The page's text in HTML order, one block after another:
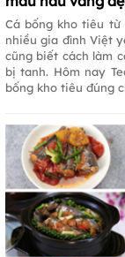
Cá bống kho tiêu
nhiều gia đình Việt
cũng biết cách làm
bị tanh. Hôm nay
bống kho tiêu đúng